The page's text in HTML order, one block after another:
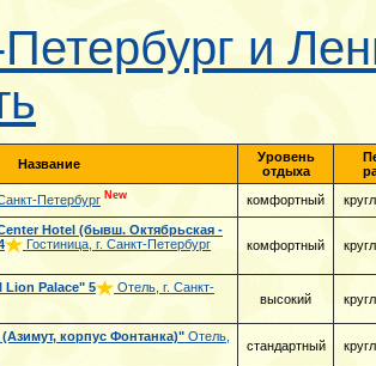
и
Название
Уровень
отдыха
Петербург New комфортный
Hotel (бывш. Октябрьская -
Гостиница, г. Санкт-Петербург комфортный
Lion Palace" 5
Отель, г. Санкт-
высокий
корпус Фонтанка)" Отель,
стандартный